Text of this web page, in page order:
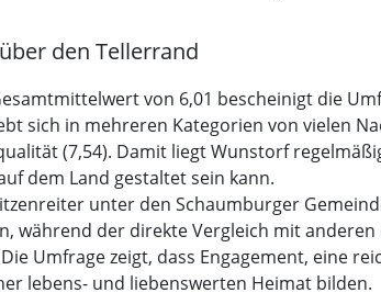
den Tellerrand
von 6,01 bescheinigt die
sich in mehreren Kategorien von vielen
(7,54). Damit liegt Wunstorf
dem Land gestaltet sein kann.
unter den Schaumburger
während der direkte Vergleich mit
Umfrage zeigt, dass Engagement, eine
lebens- und liebenswerten Heimat bilden.